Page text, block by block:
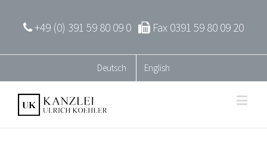
+49 (0) 391 59 80 09 0 Fax 0391 59 80 09 20
Deutsch English